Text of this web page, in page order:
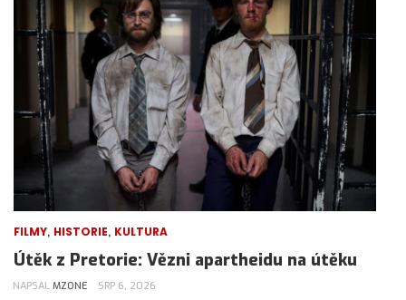
FILMY, HISTORIE, KULTURA
Útěk z Pretorie: Vězni apartheidu na útěku
NAPSAL MZONE SRP 6, 2026